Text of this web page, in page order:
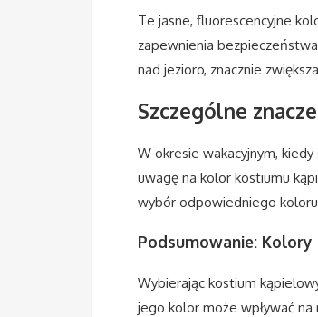
Te jasne, fluorescencyjne
zapewnienia
nad jezioro, znacznie
Szczególne
W okresie wakacyjnym,
uwagę na kolor kostiumu
wybór odpowiedniego
Podsumowanie:
Wybierając kostium
jego kolor może wpływać na